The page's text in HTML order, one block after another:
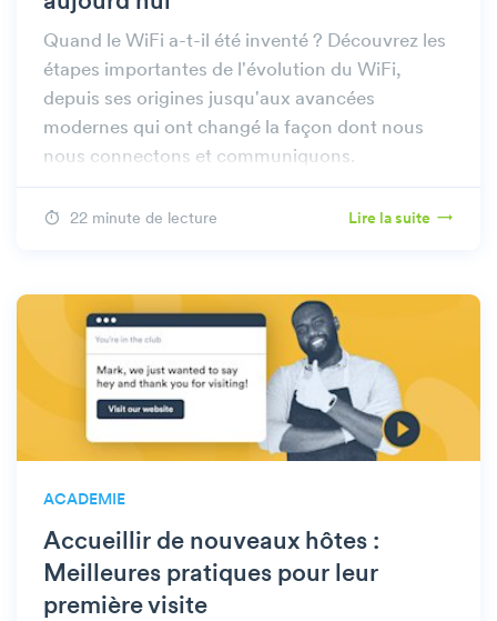
Quand le WiFi a-t-il été inventé ? Découvrez les
étapes importantes de l'évolution du WiFi,
depuis ses origines jusqu'aux avancées
modernes qui ont changé la façon dont nous
nous connectons et communiquons.
22 minute de lecture Lire la suite
ACADEMIE
Accueillir de nouveaux hôtes :
Meilleures pratiques pour leur
première visite